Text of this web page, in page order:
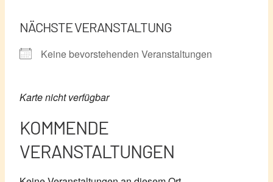
NÄCHSTE VERANSTALTUNG
Keine bevorstehenden Veranstaltungen
Karte nicht verfügbar
KOMMENDE
VERANSTALTUNGEN